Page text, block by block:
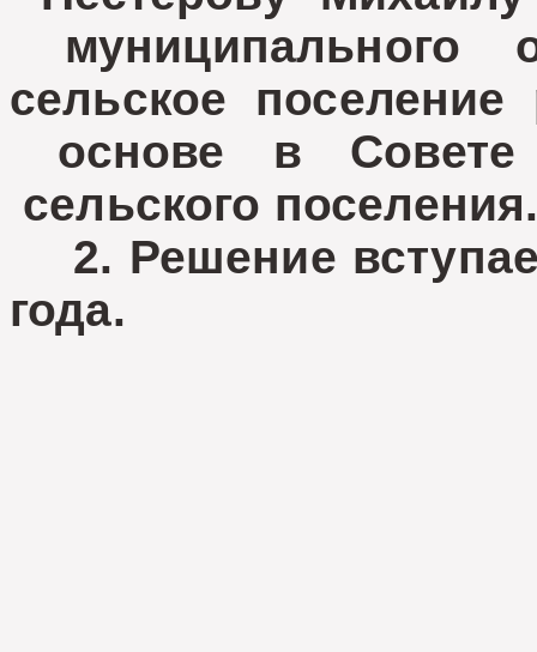
муниципального
сельское
основе в Совете
сельского
2. Решение
года.